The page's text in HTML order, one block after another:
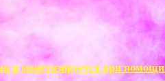
и монетизируется при